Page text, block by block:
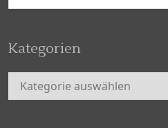
nach:
Kategorien
Kategorien